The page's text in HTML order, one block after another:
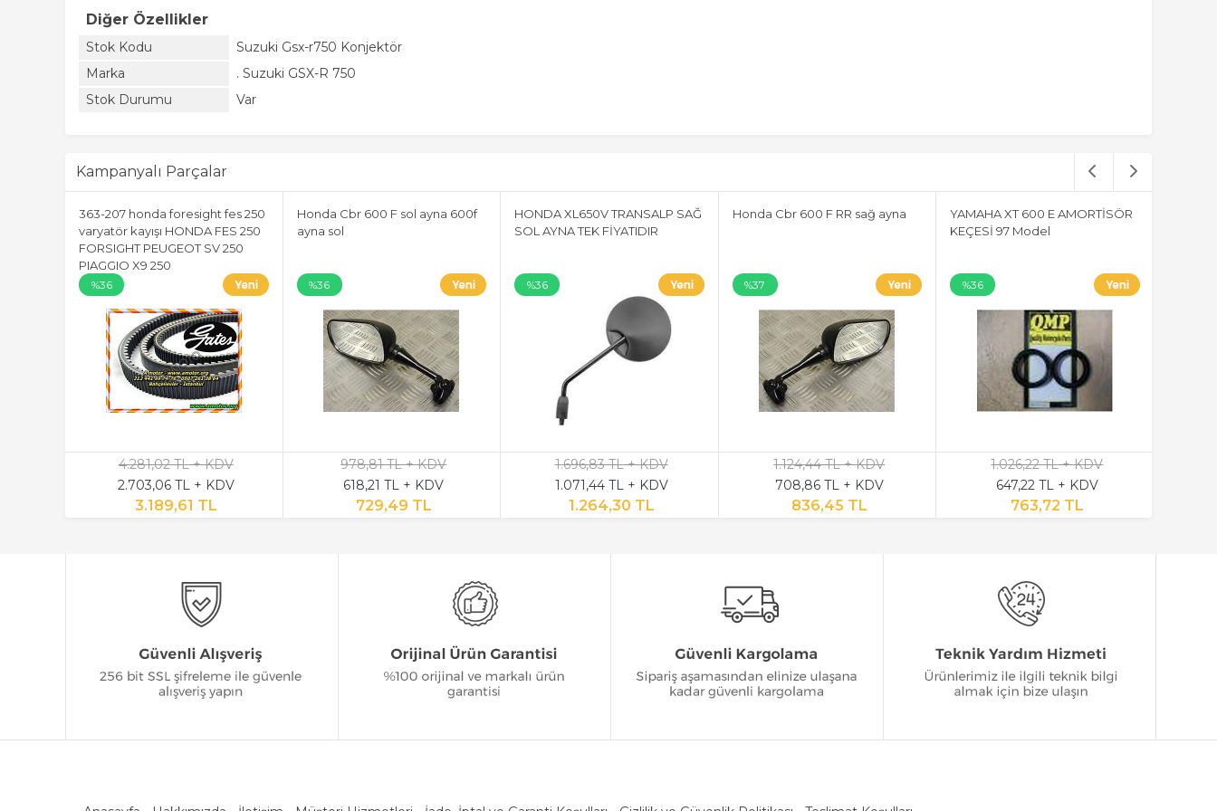
Diğer Özellikler
Stok Kodu
Suzuki Gsx-r750 Konjektör
Marka
. Suzuki GSX-R 750
Stok Durumu
Var
Kampanyalı Parçalar
363-207 honda foresight fes 250
varyatör kayışı HONDA FES 250
FORSIGHT PEUGEOT SV 250
PIAGGIO X9 250
%36
4.281,02 TL + KDV
2.703,06 TL + KDV
3.189,61 TL
Honda Cbr 600 F sol ayna 600f
ayna sol
%36
978,81 TL + KDV
618,21 TL + KDV
729,49 TL
HONDA XL650V TRANSALP SAĞ
SOL AYNA TEK FİYATIDIR
%36
1.696,83 TL + KDV
1.071,44 TL + KDV
1.264,30 TL
Honda Cbr 600 F RR sağ ayna
%37
1.124,44 TL + KDV
708,86 TL + KDV
836,45 TL
YAMAHA XT 600 E AMORTİSÖR
KEÇESİ 97 Model
%36
1.026,22 TL + KDV
647,22 TL + KDV
763,72 TL